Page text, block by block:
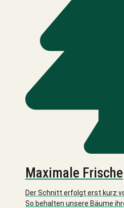
Maximale Frische
Der Schnitt erfolgt erst kurz
So behalten unsere Bäume